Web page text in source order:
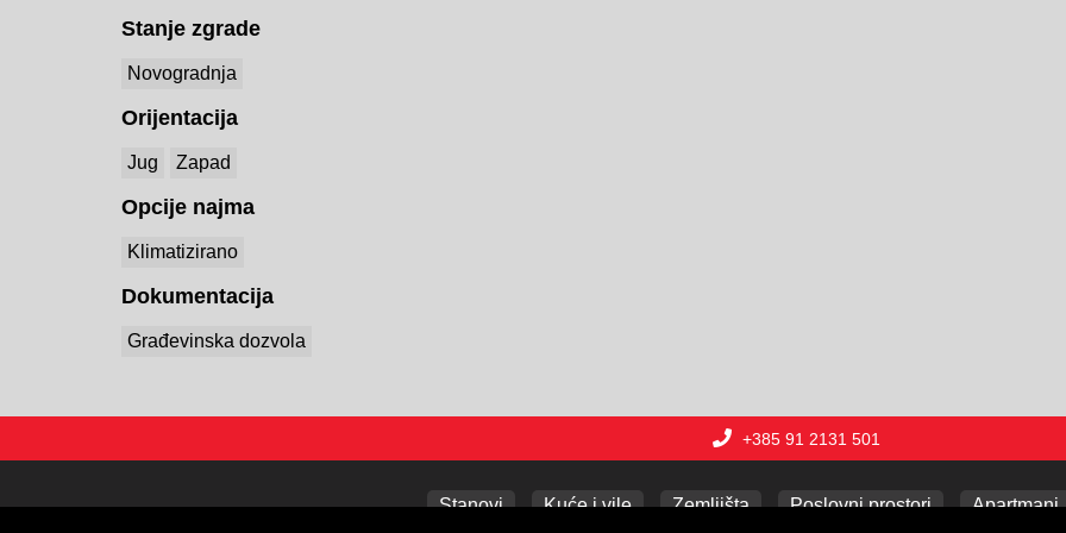
Stanje zgrade
Novogradnja
Orijentacija
Jug Zapad
Opcije najma
Klimatizirano
Dokumentacija
Građevinska dozvola
+385 91 2131 501
Stanovi Kuće i vile Zemljišta Poslovni prostori Apartmani